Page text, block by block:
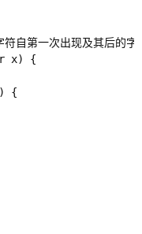
自第一次出现及其后的
x) {
{